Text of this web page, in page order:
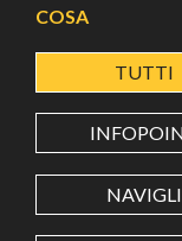
LATITUDINE
LONGITUDINE
COSA
TUTTI
NAVIGLI